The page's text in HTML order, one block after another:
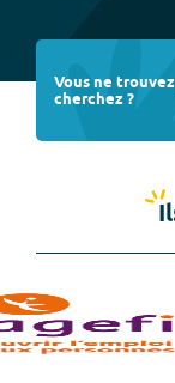
Vous ne
cherchez ?